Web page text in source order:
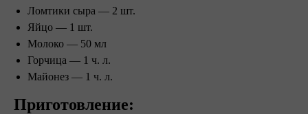
Ломтики сыра — 2 шт.
Яйцо — 1 шт.
Молоко — 50 мл
Горчица — 1 ч. л.
Майонез — 1 ч. л.
Приготовление: